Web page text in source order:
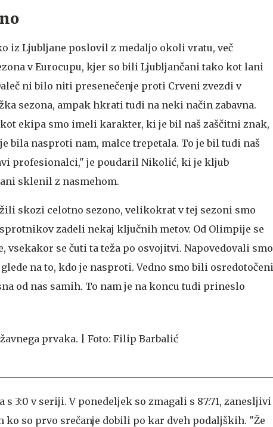
iz Ljubljane poslovil z medaljo okoli vratu, več
v Eurocupu, kjer so bili Ljubljančani tako kot lani
ni bilo niti presenečenje proti Crveni zvezdi v
sezona, ampak hkrati tudi na neki način zabavna.
ekipa smo imeli karakter, ki je bil naš zaščitni znak,
bila nasproti nam, malce trepetala. To je bil tudi naš
profesionalci," je poudaril Nikolić, ki je kljub
sklenil z nasmehom.
skozi celotno sezono, velikokrat v tej sezoni smo
zadeli nekaj ključnih metov. Od Olimpije se
vsekakor se čuti ta teža po osvojitvi. Napovedovali smo
na to, kdo je nasproti. Vedno smo bili osredotočeni
od nas samih. To nam je na koncu tudi prineslo
3:0 v seriji. V ponedeljek so zmagali s 87:71, zanesljivi
so prvo srečanje dobili po kar dveh podaljških. "Že